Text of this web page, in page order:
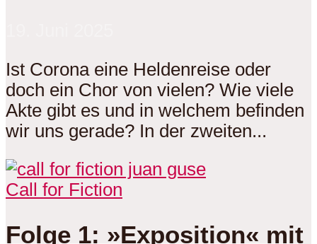
Ist Corona eine Heldenreise oder
doch ein Chor von vielen? Wie viele
Akte gibt es und in welchem befinden
wir uns gerade? In der zweiten...
Call for Fiction
Folge 1: »Exposition« mit